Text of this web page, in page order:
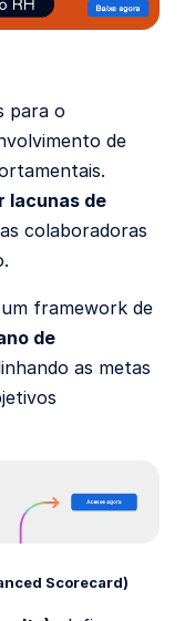
para o
de
lacunas de
colaboradoras
framework de
de
as metas
Scorecard)